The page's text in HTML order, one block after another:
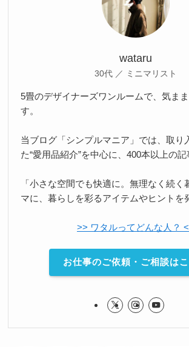
wataru
30代 ／ ミニマリスト
5畳のデザイナーズワンルームで、気ま
す。
当ブログ「シンプルマニア」では、取り
た“愛用品紹介”を中心に、400本以上の記
「小さな空間でも快適に。無理なく続く
マに、暮らしを彩るアイテムやヒントを
>> ワタルってどんな人？
お仕事のご依頼・ご相談は